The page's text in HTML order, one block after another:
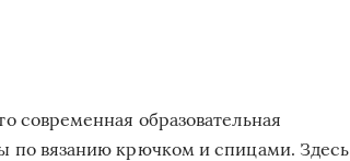
современная образовательная
по вязанию крючком и спицами. Здесь